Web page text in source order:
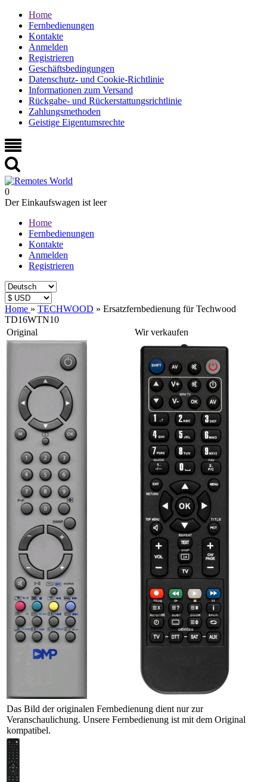
Home
Fernbedienungen
Kontakte
Anmelden
Registrieren
Geschäftsbedingungen
Datenschutz- und Cookie-Richtlinie
Informationen zum Versand
Rückgabe- und Rückerstattungsrichtlinie
Zahlungsmethoden
Geistige Eigentumsrechte
0
Der Einkaufswagen ist leer
Home
Fernbedienungen
Kontakte
Anmelden
Registrieren
Home » TECHWOOD » Ersatzfernbedienung für Techwood
TD16WTN10
Original
Wir verkaufen
Das Bild der originalen Fernbedienung dient nur zur
Veranschaulichung. Unsere Fernbedienung ist mit dem Original
kompatibel.